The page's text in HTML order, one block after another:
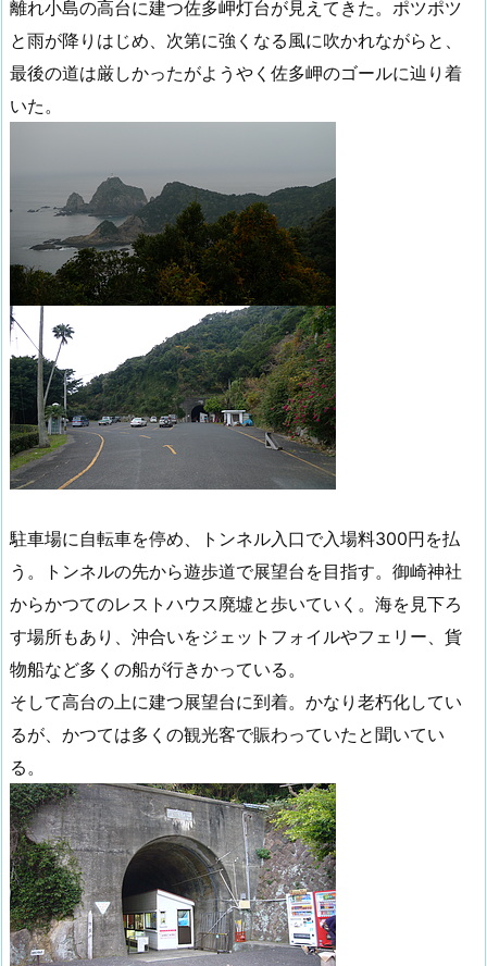
離れ小島の高台に建つ佐多岬灯台が見えてきた。ポツポツ
と雨が降りはじめ、次第に強くなる風に吹かれながらと、
最後の道は厳しかったがようやく佐多岬のゴールに辿り着
いた。
駐車場に自転車を停め、トンネル入口で入場料300円を払
う。トンネルの先から遊歩道で展望台を目指す。御崎神社
からかつてのレストハウス廃墟と歩いていく。海を見下ろ
す場所もあり、沖合いをジェットフォイルやフェリー、貨
物船など多くの船が行きかっている。
そして高台の上に建つ展望台に到着。かなり老朽化してい
るが、かつては多くの観光客で賑わっていたと聞いてい
る。